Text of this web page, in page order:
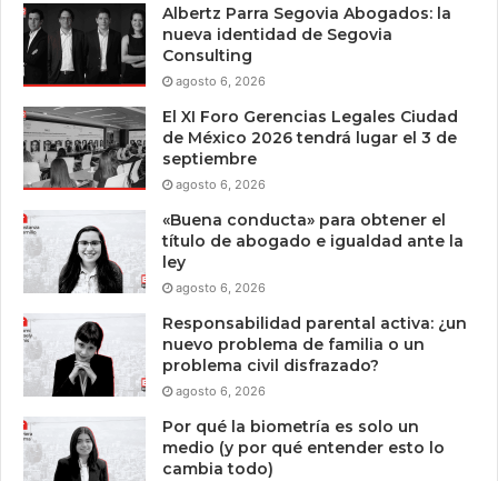
Albertz Parra Segovia Abogados: la
nueva identidad de Segovia
Consulting
agosto 6, 2026
El XI Foro Gerencias Legales Ciudad
de México 2026 tendrá lugar el 3 de
septiembre
agosto 6, 2026
«Buena conducta» para obtener el
título de abogado e igualdad ante la
ley
agosto 6, 2026
Responsabilidad parental activa: ¿un
nuevo problema de familia o un
problema civil disfrazado?
agosto 6, 2026
Por qué la biometría es solo un
medio (y por qué entender esto lo
cambia todo)